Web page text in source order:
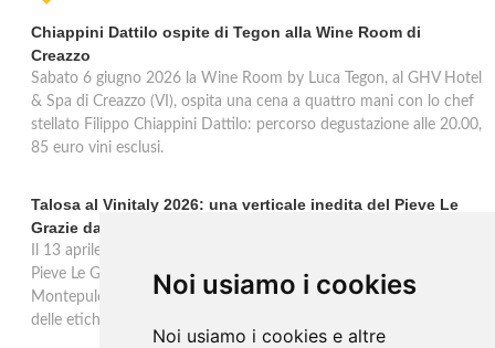
Noi usiamo i cookies
Noi usiamo i cookies e altre
Chiappini Dattilo ospite di Tegon alla Wine Room di
Creazzo
Sabato 6 giugno 2026 la Wine Room by Luca Tegon, al GHV Hotel
& Spa di Creazzo (VI), ospita una cena a quattro mani con lo chef
stellato Filippo Chiappini Dattilo: percorso degustazione alle 20.00,
85 euro vini esclusi.
Talosa al Vinitaly 2026: una verticale inedita del Pieve Le
Grazie dal 2016 al 2020
Il 13 aprile 2026 al Vinitaly, Talosa presenta la verticale inedita del
Pieve Le Grazie: cinque annate dal 2016 al 2020 del Nobile di
Montepulciano a 95 punti Vinous, per ripercorrere la genesi di una
delle etichette iconiche di Montepulciano.